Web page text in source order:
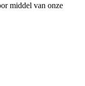
middel van onze